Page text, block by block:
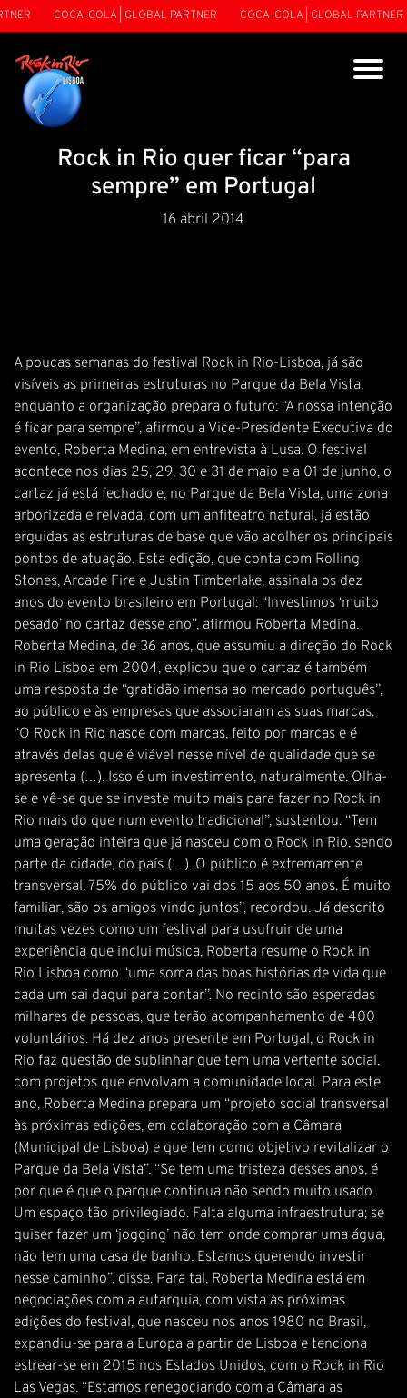
COCA-COLA | GLOBAL PARTNER COCA-COLA | GLOBAL PARTNER
Rock in Rio quer ficar “para
sempre” em Portugal
16 abril 2014
A poucas semanas do festival Rock in Rio-Lisboa, já são
visíveis as primeiras estruturas no Parque da Bela Vista,
enquanto a organização prepara o futuro: “A nossa intenção
é ficar para sempre”, afirmou a Vice-Presidente Executiva do
evento, Roberta Medina, em entrevista à Lusa. O festival
acontece nos dias 25, 29, 30 e 31 de maio e a 01 de junho, o
cartaz já está fechado e, no Parque da Bela Vista, uma zona
arborizada e relvada, com um anfiteatro natural, já estão
erguidas as estruturas de base que vão acolher os principais
pontos de atuação. Esta edição, que conta com Rolling
Stones, Arcade Fire e Justin Timberlake, assinala os dez
anos do evento brasileiro em Portugal: “Investimos ‘muito
pesado’ no cartaz desse ano”, afirmou Roberta Medina.
Roberta Medina, de 36 anos, que assumiu a direção do Rock
in Rio Lisboa em 2004, explicou que o cartaz é também
uma resposta de “gratidão imensa ao mercado português”,
ao público e às empresas que associaram as suas marcas.
“O Rock in Rio nasce com marcas, feito por marcas e é
através delas que é viável nesse nível de qualidade que se
apresenta (…). Isso é um investimento, naturalmente. Olha-
se e vê-se que se investe muito mais para fazer no Rock in
Rio mais do que num evento tradicional”, sustentou. “Tem
uma geração inteira que já nasceu com o Rock in Rio, sendo
parte da cidade, do país (…). O público é extremamente
transversal. 75% do público vai dos 15 aos 50 anos. É muito
familiar, são os amigos vindo juntos”, recordou. Já descrito
muitas vezes como um festival para usufruir de uma
experiência que inclui música, Roberta resume o Rock in
Rio Lisboa como “uma soma das boas histórias de vida que
cada um sai daqui para contar”. No recinto são esperadas
milhares de pessoas, que terão acompanhamento de 400
voluntários. Há dez anos presente em Portugal, o Rock in
Rio faz questão de sublinhar que tem uma vertente social,
com projetos que envolvam a comunidade local. Para este
ano, Roberta Medina prepara um “projeto social transversal
às próximas edições, em colaboração com a Câmara
(Municipal de Lisboa) e que tem como objetivo revitalizar o
Parque da Bela Vista”. “Se tem uma tristeza desses anos, é
por que é que o parque continua não sendo muito usado.
Um espaço tão privilegiado. Falta alguma infraestrutura; se
quiser fazer um ‘jogging’ não tem onde comprar uma água,
não tem uma casa de banho. Estamos querendo investir
nesse caminho”, disse. Para tal, Roberta Medina está em
negociações com a autarquia, com vista às próximas
edições do festival, que nasceu nos anos 1980 no Brasil,
expandiu-se para a Europa a partir de Lisboa e tenciona
estrear-se em 2015 nos Estados Unidos, com o Rock in Rio
Las Vegas. “Estamos renegociando com a Câmara as